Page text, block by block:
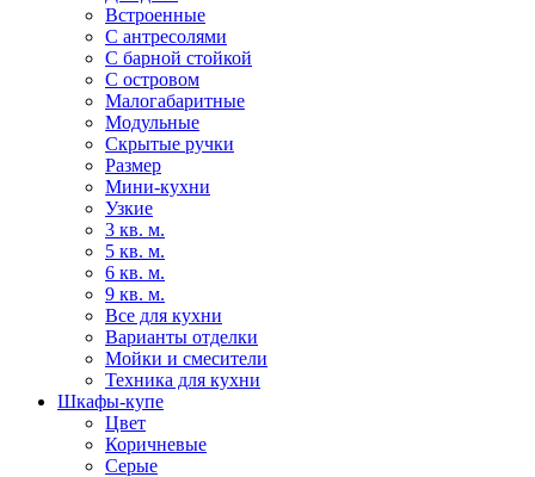
Встроенные
С антресолями
С барной стойкой
С островом
Малогабаритные
Модульные
Скрытые ручки
Размер
Мини-кухни
Узкие
3 кв. м.
5 кв. м.
6 кв. м.
9 кв. м.
Все для кухни
Варианты отделки
Мойки и смесители
Техника для кухни
Шкафы-купе
Цвет
Коричневые
Серые